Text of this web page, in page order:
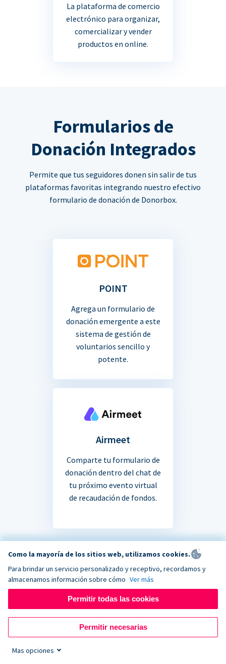
La plataforma de comercio
electrónico para organizar,
comercializar y vender
productos en online.
Formularios de
Donación Integrados
Permite que tus seguidores donen sin salir de tus
plataformas favoritas integrando nuestro efectivo
formulario de donación de Donorbox.
POINT
Agrega un formulario de
donación emergente a este
sistema de gestión de
voluntarios sencillo y
potente.
Airmeet
Comparte tu formulario de
donación dentro del chat de
tu próximo evento virtual
de recaudación de fondos.
¿No estás seguro si tu
aplicación favorita se
integra?
Como la mayoría de los sitios web, utilizamos cookies.
Para brindar un servicio personalizado y receptivo, recordamos y
almacenamos información sobre cómo Ver más
Permitir todas las cookies
Permitir necesarias
Mas opciones